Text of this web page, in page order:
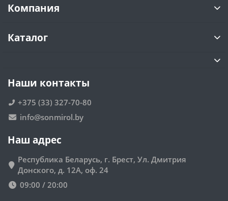
Компания
Каталог
Наши контакты
+375 (33) 327-70-80
info@sonmirol.by
Наш адрес
Республика Беларусь, г. Брест, Ул. Дмитрия
Донского, д. 12А, оф. 24
09:00 / 20:00